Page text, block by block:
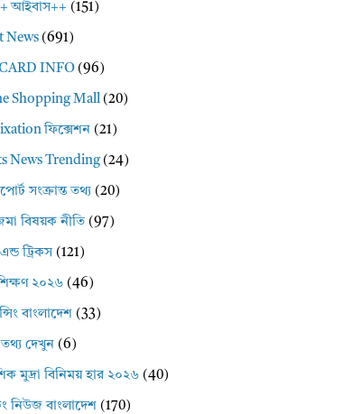
আইবাস++ (151)
News (691)
INFO (96)
Shopping Mall (20)
ফিক্সেশন (21)
News Trending(24)
সংক্রান্ত তথ্য (20)
বিষয়ক নীতি (97)
ট্রিকস (121)
২০২৬ (46)
বাংলাদেশ (33)
তথ্য দেখুন (6)
মুদ্রা বিনিময় হার ২০২৬ (40)
নিউজ বাংলাদেশ (170)